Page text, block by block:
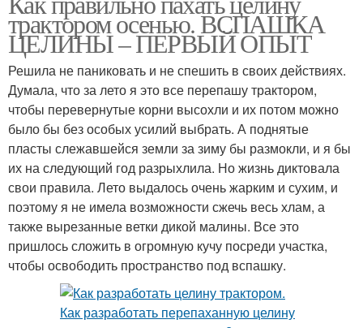
трактором осенью. ВСПАШКА
ЦЕЛИНЫ – ПЕРВЫЙ ОПЫТ
Решила не паниковать и не спешить в своих действиях.
Думала, что за лето я это все перепашу трактором,
чтобы перевернутые корни высохли и их потом можно
было бы без особых усилий выбрать. А поднятые
пласты слежавшейся земли за зиму бы размокли, и я бы
их на следующий год разрыхлила. Но жизнь диктовала
свои правила. Лето выдалось очень жарким и сухим, и
поэтому я не имела возможности сжечь весь хлам, а
также вырезанные ветки дикой малины. Все это
пришлось сложить в огромную кучу посреди участка,
чтобы освободить пространство под вспашку.